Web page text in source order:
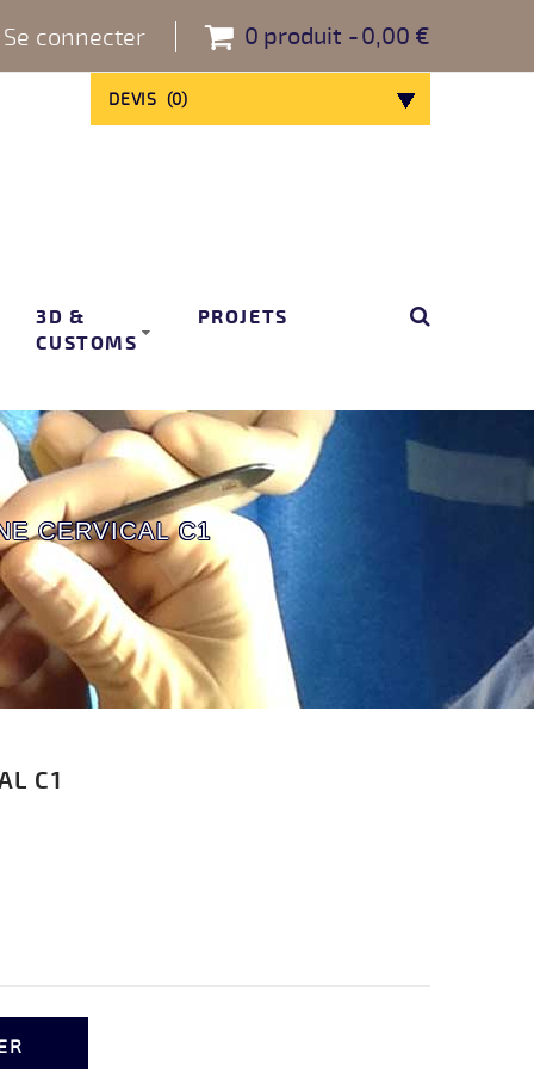
0 produit 0,00 €
Se connecter
DEVIS (0)
3D &
CUSTOMS
PROJETS
CERVICAL C1
C1